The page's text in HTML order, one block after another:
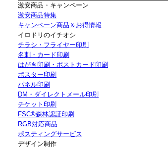
激安商品・キャンペーン
激安商品特集
キャンペーン商品＆お得情報
イロドリのイチオシ
チラシ・フライヤー印刷
名刺・カード印刷
はがき印刷・ポストカード印刷
ポスター印刷
パネル印刷
DM・ダイレクトメール印刷
チケット印刷
FSC®森林認証印刷
RGB対応商品
ポスティングサービス
デザイン制作